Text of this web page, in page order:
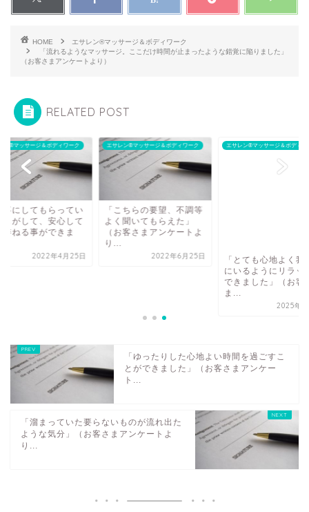
HOME
エサレン®マッサージ＆ボディワーク
「流れるようなマッサージ。ここだけ時間が止まったような錯覚に陥りました」
（お客さまアンケートより）
RELATED POST
ン®マッサージ＆ボディワーク
事にしてもらってい
じがして、安心して
委ねる事ができま
2022年4月25日
エサレン®マッサージ＆ボディワーク
「こちらの要望、不調等
よく聞いてもらえた」
（お客さまアンケートよ
り...
2022年6月25日
エサレン®マッサージ＆ボディワ
「とても心地よく我
にいるようにリラッ
できました」（お客
ま...
2025年3
「ゆったりした心地よい時間を過ごすこ
とができました」（お客さまアンケー
ト...
「溜まっていた要らないものが流れ出た
ような気分」（お客さまアンケートよ
り...